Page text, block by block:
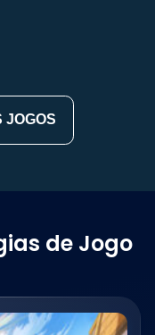
JOGOS
de Jogo